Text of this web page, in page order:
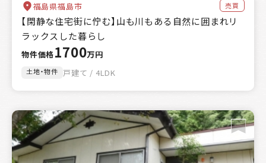
福島県福島市 売買
【閑静な住宅街に佇む】山も川もある自然に囲まれリ
ラックスした暮らし
物件価格1700万円
土地・物件 戸建て / 4LDK